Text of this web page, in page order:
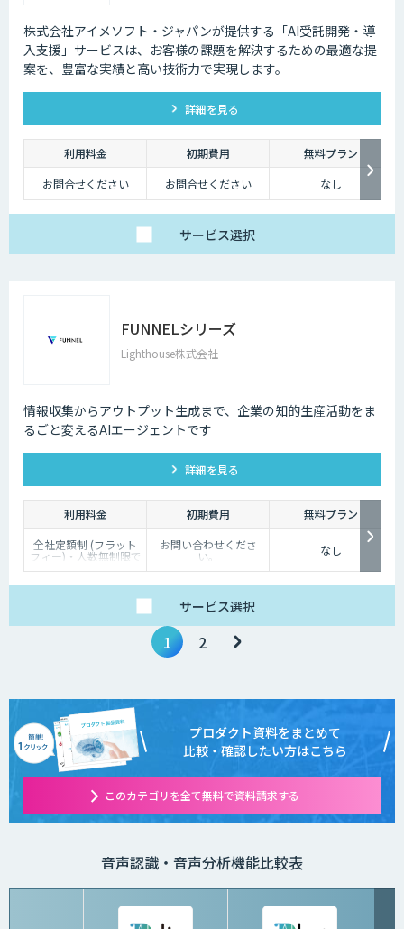
株式会社アイメソフト・ジャパンが提供する「AI受託開発・導
入支援」サービスは、お客様の課題を解決するための最適な提
案を、豊富な実績と高い技術力で実現します。
詳細を見る
利用料金 初期費用
無料プラン
お問合せください
お問合せください なし
サービス選択
FUNNELシリーズ
Lighthouse株式会社
情報収集からアウトプット生成まで、企業の知的生産活動をま
るごと変えるAIエージェントです
詳細を見る
利用料金 初期費用
無料プラン
全社定額制 (フラット
フィー)・人数無制限で
ご利用いただけます。
お問い合わせくださ
い。 なし
サービス選択
1 2
プロダクト資料をまとめて
比較・確認したい方はこちら
このカテゴリを全て無料で資料請求する
音声認識・音声分析機能比較表